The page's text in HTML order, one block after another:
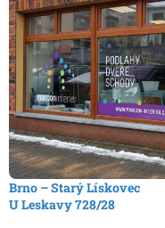
Brno – Starý Lískovec
U Leskavy 728/28